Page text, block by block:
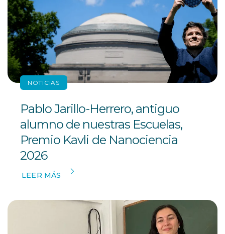
NOTICIAS
Pablo Jarillo-Herrero, antiguo
alumno de nuestras Escuelas,
Premio Kavli de Nanociencia
2026
LEER MÁS